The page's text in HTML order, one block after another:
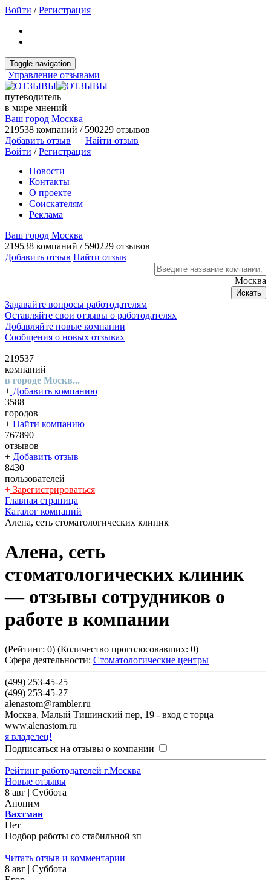
Войти /Регистрация
Toggle navigation
Управление отзывами
путеводитель
в мире мнений
Ваш город Москва
219538 компаний / 590229 отзывов
Добавить отзыв
Найти отзыв
Войти /Регистрация
Новости
Контакты
О проекте
Соискателям
Реклама
Ваш город Москва
219538 компаний / 590229 отзывов
Добавить отзыв Найти отзыв
Москва
Искать
Задавайте вопросы работодателям
Оставляйте свои отзывы о работодателях
Добавляйте новые компании
Сообщения о новых отзывах
219537
компаний
в городе Москв...
+ Добавить компанию
3588
городов
+ Найти компанию
767890
отзывов
+ Добавить отзыв
8430
пользователей
+ Зарегистрироваться
Главная страница
Каталог компаний
Алена, сеть стоматологических клиник
Алена, сеть
стоматологических клиник
— отзывы сотрудников о
работе в компании
(Рейтинг: 0) (Количество проголосовавших: 0)
Сфера деятельности: Стоматологические центры
(499) 253-45-25
(499) 253-45-27
alenastom@rambler.ru
Москва, Малый Тишинский пер, 19 - вход с торца
www.alenastom.ru
я владелец!
Подписаться на отзывы о компании
Рейтинг работодателей г.Москва
Новые отзывы
8 авг | Суббота
Аноним
Вахтман
Нет
Подбор работы со стабильной зп
Читать отзыв и комментарии
8 авг | Суббота